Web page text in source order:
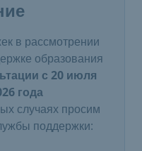
в рассмотрении
образования
с 20 июля
года
случаях просим
поддержки: